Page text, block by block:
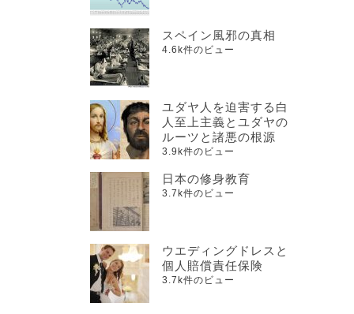
スペイン風邪の真相
4.6k件のビュー
ユダヤ人を迫害する白
人至上主義とユダヤの
ルーツと諸悪の根源
3.9k件のビュー
日本の修身教育
3.7k件のビュー
ウエディングドレスと
個人賠償責任保険
3.7k件のビュー